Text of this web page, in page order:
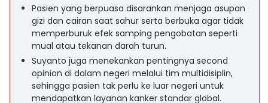
Pasien yang berpuasa disarankan menjaga asupan
gizi dan cairan saat sahur serta berbuka agar tidak
memperburuk efek samping pengobatan seperti
mual atau tekanan darah turun.
Suyanto juga menekankan pentingnya second
opinion di dalam negeri melalui tim multidisiplin,
sehingga pasien tak perlu ke luar negeri untuk
mendapatkan layanan kanker standar global.